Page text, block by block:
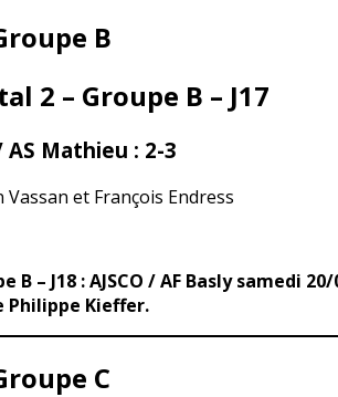
B
2 – Groupe B – J17
AS Mathieu : 2-3
Vassan et François Endress
– J18 : AJSCO / AF Basly samedi
Philippe Kieffer.
C